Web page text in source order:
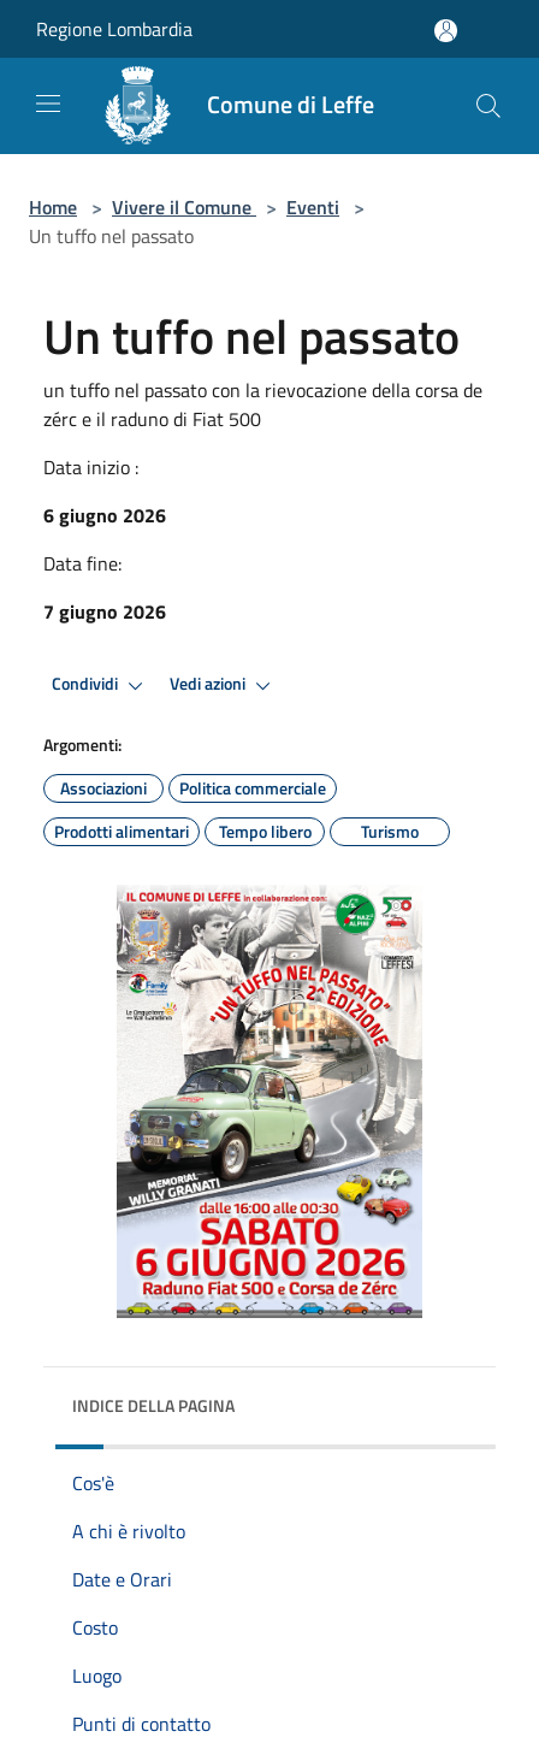
Regione Lombardia
Comune di Leffe
Home > Vivere il Comune > Eventi >
Un tuffo nel passato
Un tuffo nel passato
un tuffo nel passato con la rievocazione della corsa de
zérc e il raduno di Fiat 500
Data inizio :
6 giugno 2026
Data fine:
7 giugno 2026
Condividi Vedi azioni
Argomenti:
Associazioni
Politica commerciale
Prodotti alimentari
Tempo libero Turismo
INDICE DELLA PAGINA
Cos'è
A chi è rivolto
Date e Orari
Costo
Luogo
Punti di contatto